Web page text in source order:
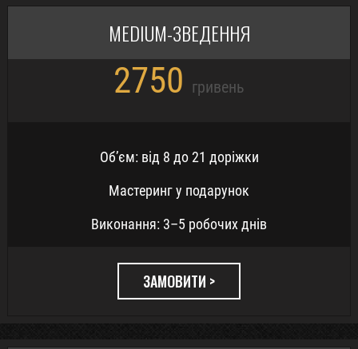
MEDIUM-ЗВЕДЕННЯ
2750 гривень
Обʼєм: від 8 до 21 доріжки
Мастеринг у подарунок
Виконання: 3–5 робочих днів
ЗАМОВИТИ >